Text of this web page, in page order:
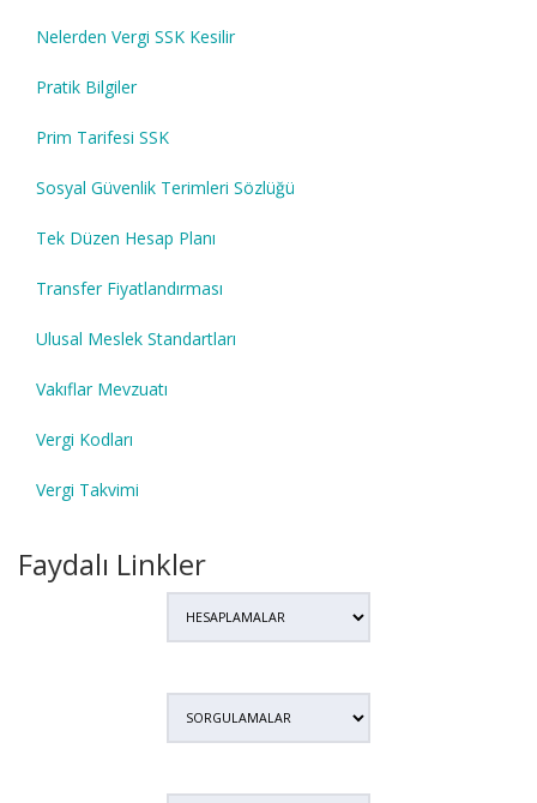
Nelerden Vergi SSK Kesilir
Pratik Bilgiler
Prim Tarifesi SSK
Sosyal Güvenlik Terimleri Sözlüğü
Tek Düzen Hesap Planı
Transfer Fiyatlandırması
Ulusal Meslek Standartları
Vakıflar Mevzuatı
Vergi Kodları
Vergi Takvimi
Faydalı Linkler